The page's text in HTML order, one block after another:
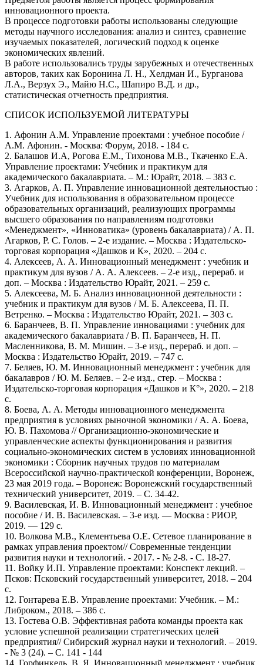
инновационного проекта.
В процессе подготовки работы использованы следующие
методы научного исследования: анализ и синтез, сравнение
изучаемых показателей, логический подход к оценке
экономических явлений.
В работе использовались труды зарубежных и отечественных
авторов, таких как Боронина Л. Н., Хелдман И., Бурганова
Л.А., Верзух Э., Майю Н.С., Шапиро В.Д. и др.,
статистическая отчетность предприятия.
СПИСОК ИСПОЛЬЗУЕМОЙ ЛИТЕРАТУРЫ
1. Афонин А.М. Управление проектами : учебное пособие /
А.М. Афонин. - Москва: Форум, 2018. - 184 c.
2. Балашов И.А, Рогова Е.М., Тихонова М.В., Ткаченко Е.А.
Управление проектами: Учебник и практикум для
академического бакалавриата. – М.: Юрайт, 2018. – 383 с.
3. Агарков, А. П. Управление инновационной деятельностью :
Учебник для использования в образовательном процессе
образовательных организаций, реализующих программы
высшего образования по направлениям подготовки
«Менеджмент», «Инноватика» (уровень бакалавриата) / А. П.
Агарков, Р. С. Голов. – 2-е издание. – Москва : Издательско-
торговая корпорация «Дашков и К», 2020. – 204 с.
4. Алексеев, А. А. Инновационный менеджмент : учебник и
практикум для вузов / А. А. Алексеев. – 2-е изд., перераб. и
доп. – Москва : Издательство Юрайт, 2021. – 259 с.
5. Алексеева, М. Б. Анализ инновационной деятельности :
учебник и практикум для вузов / М. Б. Алексеева, П. П.
Ветренко. – Москва : Издательство Юрайт, 2021. – 303 с.
6. Баранчеев, В. П. Управление инновациями : учебник для
академического бакалавриата / В. П. Баранчеев, Н. П.
Масленникова, В. М. Мишин. – 3-е изд., перераб. и доп. –
Москва : Издательство Юрайт, 2019. – 747 с.
7. Беляев, Ю. М. Инновационный менеджмент : учебник для
бакалавров / Ю. М. Беляев. – 2-е изд., стер. – Москва :
Издательско-торговая корпорация «Дашков и К°», 2020. – 218
с.
8. Боева, А. А. Методы инновационного менеджмента
предприятия в условиях рыночной экономики / А. А. Боева,
Ю. В. Пахомова // Организационно-экономические и
управленческие аспекты функционирования и развития
социально-экономических систем в условиях инновационной
экономики : Сборник научных трудов по материалам
Всероссийской научно-практической конференции, Воронеж,
23 мая 2019 года. – Воронеж: Воронежский государственный
технический университет, 2019. – С. 34-42.
9. Василевская, И. В. Инновационный менеджмент : учебное
пособие / И. В. Василевская. – 3-e изд. — Москва : РИОР,
2019. — 129 с.
10. Волкова М.В., Клементьева О.Е. Сетевое планирование в
рамках управления проектом// Современные тенденции
развития науки и технологий. - 2017. - № 2-8. - С. 18-27.
11. Войку И.П. Управление проектами: Конспект лекций. –
Псков: Псковский государственный университет, 2018. – 204
с.
12. Гонтарева Е.В. Управление проектами: Учебник. – М.:
Либроком., 2018. – 386 с.
13. Гостева О.В. Эффективная работа команды проекта как
условие успешной реализации стратегических целей
предприятия// Сибирский журнал науки и технологий. – 2019.
- № 3 (24). – С. 141 - 144
14. Горфинкель, В. Я. Инновационный менеджмент : учебник